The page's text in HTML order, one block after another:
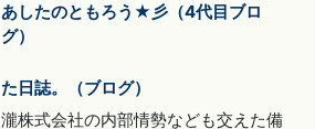
あしたのともろう★彡（4代目ブロ
グ）
た日誌。（ブログ）
瀧株式会社の内部情勢なども交えた備